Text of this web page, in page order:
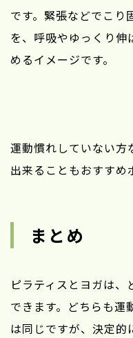
です。緊張などでこり
を、呼吸やゆっくり伸
めるイメージです。
運動慣れしていない方
出来ることもおすすめ
まとめ
ピラティスとヨガは
できます。どちらも運
は同じですが、決定的